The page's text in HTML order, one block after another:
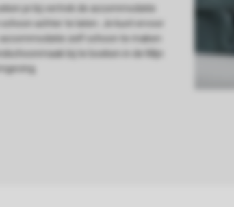
je bij vertrek de accommodatie
schoon achter te laten. Je kunt ervoor
accommodatie zelf schoon te maken
bij te boeken in de Mijn